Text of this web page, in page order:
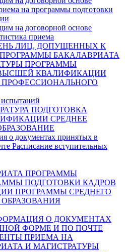
на программы подготовки
на договорной основе
приема
ЛИЦ, ДОПУЩЕННЫХ К
ПРОГРАММЫ БАКАЛАВРИАТА
ПРОГРАММЫ
КВАЛИФИКАЦИИ
ПОДГОТОВКА
СРЕДНЕЕ
о документах принятых в
Расписание вступительных
ПРОГРАММЫ
ПОДГОТОВКИ КАДРОВ
ПРОГРАММЫ СРЕДНЕГО
О ДОКУМЕНТАХ
ФОРМЕ И ПО ПОЧТЕ
ПРИЕМА НА
И МАГИСТРАТУРЫ